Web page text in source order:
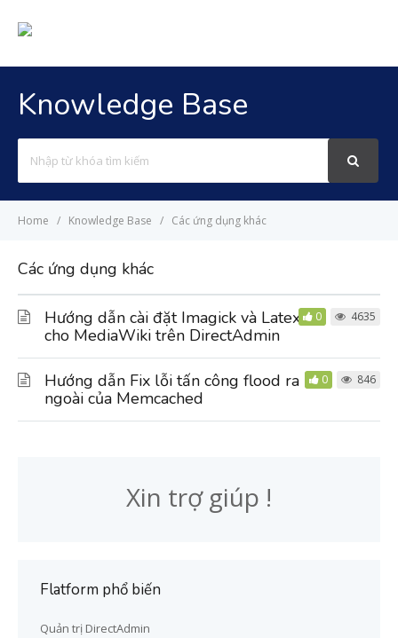
Knowledge Base
For
Home Knowledge Base Các ứng dụng khác
Các ứng dụng khác
Hướng dẫn cài đặt Imagick và Latex
cho MediaWiki trên DirectAdmin
0 4635
Hướng dẫn Fix lỗi tấn công flood ra
ngoài của Memcached
0 846
Xin trợ giúp !
Flatform phổ biến
Quản trị DirectAdmin